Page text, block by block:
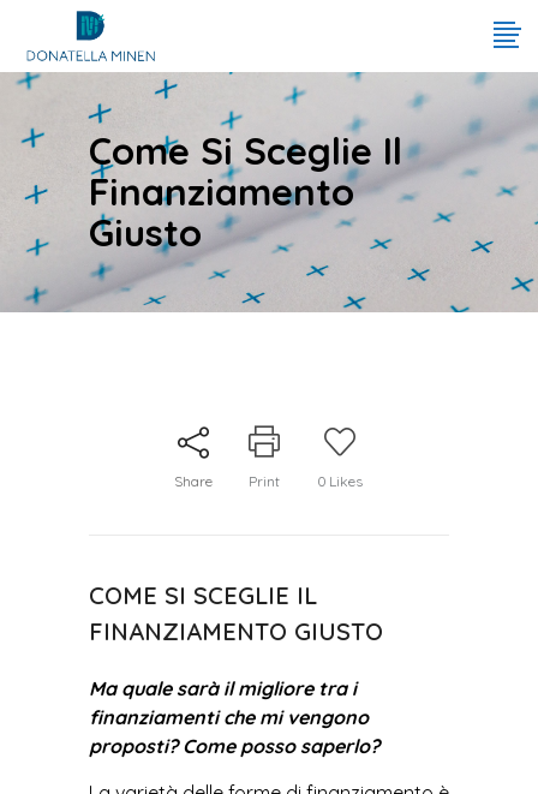
Come Si Sceglie Il
Finanziamento
Giusto
Share Print 0 Likes
COME SI SCEGLIE IL
FINANZIAMENTO GIUSTO
Ma quale sarà il migliore tra i
finanziamenti che mi vengono
proposti? Come posso saperlo?